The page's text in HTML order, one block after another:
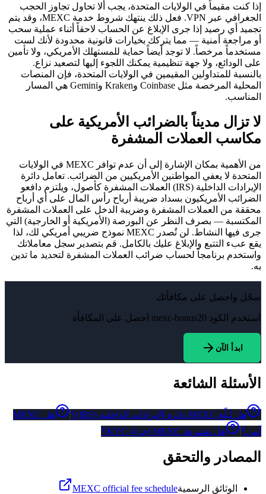
إذا كنت مقيماً في الولايات المتحدة، يجب ألا تحاول تجاوز الحجب
الجغرافي عبر VPN. فعل ذلك ينتهك شروط خدمة MEXC، وقد يتم
تجميد أي رصيد إذا جرى الإبلاغ عن الحساب لاحقاً أثناء عملية سحب
أو مراجعة أمنية — مما يتركك بخيارات قانونية محدودة لأنك لست
مستخدماً مرخصاً. لا توجد أيضاً حماية للمستهلك الأمريكي، ولا تأمين
على الودائع، ولا جهة تنظيمية يمكنك اللجوء إليها لتصعيد نزاع.
بالنسبة للمتداولين المقيمين في الولايات المتحدة، فإن المنصات
المحلية المرخصة مثل Coinbase وKraken وGemini هي المسار
المناسب.
لا تزال مديناً بالضرائب الأمريكية على
مكاسب العملات المشفرة
من الأهمية بمكان الإشارة إلى أن عدم توافر MEXC في الولايات
المتحدة لا يعفي المواطنين الأمريكيين من الضرائب. تعامل دائرة
الإيرادات الداخلية (IRS) العملات المشفرة كأصول، ويلتزم دافعو
الضرائب الأمريكيون بسداد ضريبة أرباح رأس المال على أي أرباح
محققة من العملات المشفرة وضريبة الدخل على العملات المشفرة
المكتسبة — بصرف النظر عن البورصة (الأمريكية أو الخارجية) التي
جرى فيها النشاط. لن تُصدر MEXC نموذج ضريبي أمريكي لك، لذا
يقع عبء التتبع والإبلاغ عليك بالكامل. قم بتصدير سجل معاملاتك
واستخدم برنامجاً لحساب ضرائب العملات المشفرة لتحديد ما تدين
به.
سجّل واحصل على مكافأتك
استخدم الكود mexc-bonus20 احصل على المكافأة
ابدأ الآن
الأسئلة الشائعة
هل تُبلّغ MEXC دائرة الإيرادات الداخلية (IRS)؟
هل MEXC
آمن؟
هل تشترط MEXC إجراء KYC؟
المصادر والتحقق
الوثائق الرسميةMEXC official fee schedule